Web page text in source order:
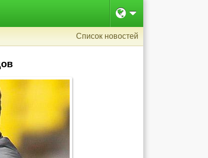
Список новостей